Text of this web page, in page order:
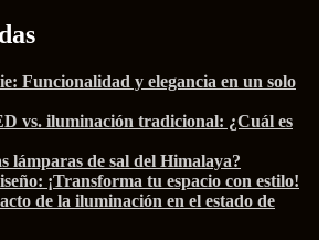
Funcionalidad y elegancia en un solo
vs. iluminación tradicional: ¿Cuál es
lámparas de sal del Himalaya?
¡Transforma tu espacio con estilo!
de la iluminación en el estado de